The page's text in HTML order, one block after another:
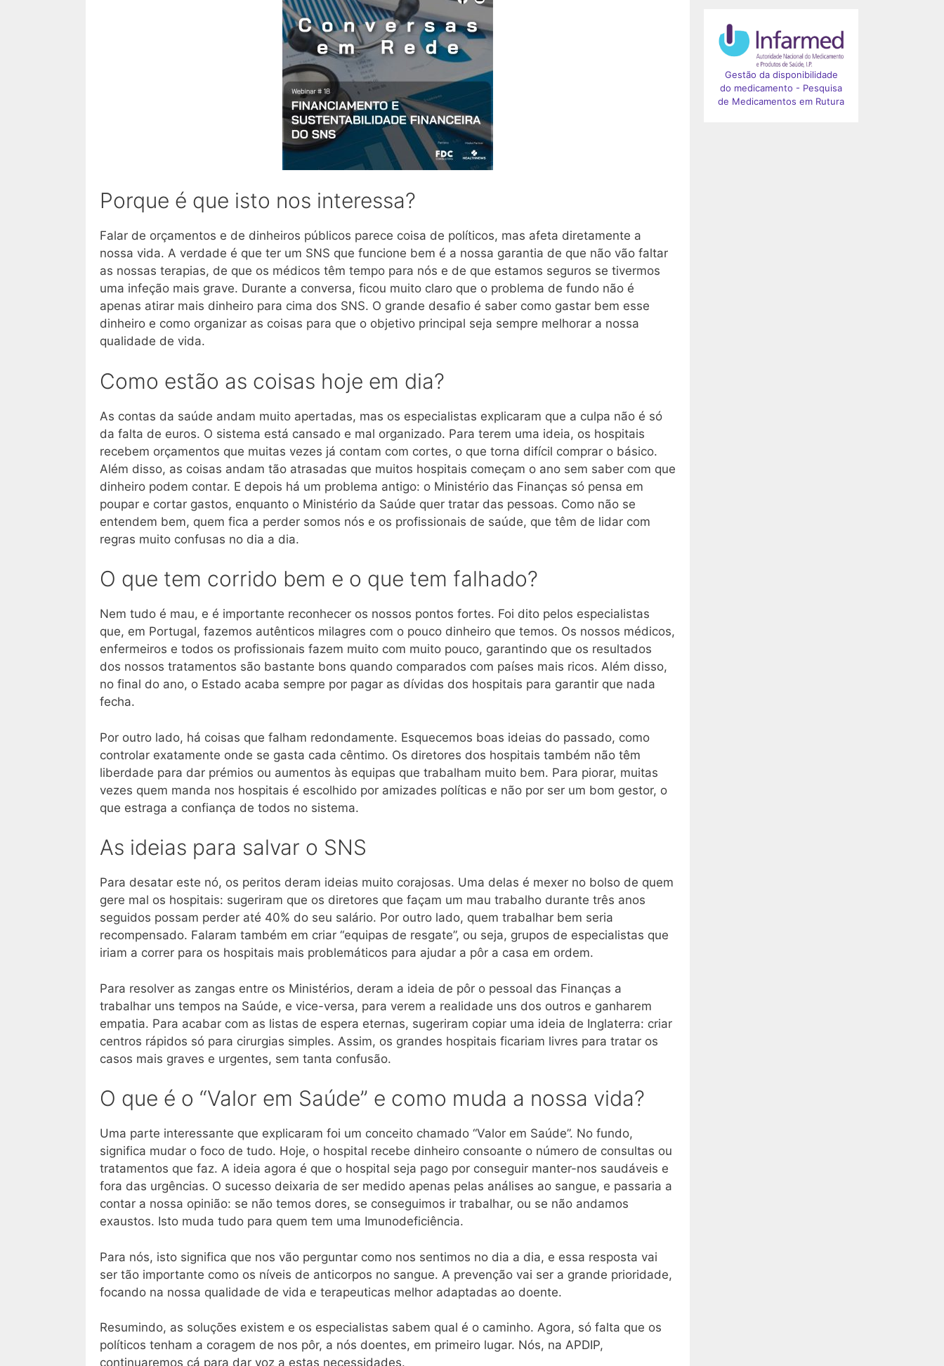
Porque é que isto nos interessa?
Falar de orçamentos e de dinheiros públicos parece coisa de políticos, mas afeta diretamente a
nossa vida. A verdade é que ter um SNS que funcione bem é a nossa garantia de que não vão faltar
as nossas terapias, de que os médicos têm tempo para nós e de que estamos seguros se tivermos
uma infeção mais grave. Durante a conversa, ficou muito claro que o problema de fundo não é
apenas atirar mais dinheiro para cima dos SNS. O grande desafio é saber como gastar bem esse
dinheiro e como organizar as coisas para que o objetivo principal seja sempre melhorar a nossa
qualidade de vida.
Como estão as coisas hoje em dia?
As contas da saúde andam muito apertadas, mas os especialistas explicaram que a culpa não é só
da falta de euros. O sistema está cansado e mal organizado. Para terem uma ideia, os hospitais
recebem orçamentos que muitas vezes já contam com cortes, o que torna difícil comprar o básico.
Além disso, as coisas andam tão atrasadas que muitos hospitais começam o ano sem saber com que
dinheiro podem contar. E depois há um problema antigo: o Ministério das Finanças só pensa em
poupar e cortar gastos, enquanto o Ministério da Saúde quer tratar das pessoas. Como não se
entendem bem, quem fica a perder somos nós e os profissionais de saúde, que têm de lidar com
regras muito confusas no dia a dia.
O que tem corrido bem e o que tem falhado?
Nem tudo é mau, e é importante reconhecer os nossos pontos fortes. Foi dito pelos especialistas
que, em Portugal, fazemos autênticos milagres com o pouco dinheiro que temos. Os nossos médicos,
enfermeiros e todos os profissionais fazem muito com muito pouco, garantindo que os resultados
dos nossos tratamentos são bastante bons quando comparados com países mais ricos. Além disso,
no final do ano, o Estado acaba sempre por pagar as dívidas dos hospitais para garantir que nada
fecha.
Por outro lado, há coisas que falham redondamente. Esquecemos boas ideias do passado, como
controlar exatamente onde se gasta cada cêntimo. Os diretores dos hospitais também não têm
liberdade para dar prémios ou aumentos às equipas que trabalham muito bem. Para piorar, muitas
vezes quem manda nos hospitais é escolhido por amizades políticas e não por ser um bom gestor, o
que estraga a confiança de todos no sistema.
As ideias para salvar o SNS
Para desatar este nó, os peritos deram ideias muito corajosas. Uma delas é mexer no bolso de quem
gere mal os hospitais: sugeriram que os diretores que façam um mau trabalho durante três anos
seguidos possam perder até 40% do seu salário. Por outro lado, quem trabalhar bem seria
recompensado. Falaram também em criar “equipas de resgate”, ou seja, grupos de especialistas que
iriam a correr para os hospitais mais problemáticos para ajudar a pôr a casa em ordem.
Para resolver as zangas entre os Ministérios, deram a ideia de pôr o pessoal das Finanças a
trabalhar uns tempos na Saúde, e vice-versa, para verem a realidade uns dos outros e ganharem
empatia. Para acabar com as listas de espera eternas, sugeriram copiar uma ideia de Inglaterra: criar
centros rápidos só para cirurgias simples. Assim, os grandes hospitais ficariam livres para tratar os
casos mais graves e urgentes, sem tanta confusão.
O que é o “Valor em Saúde” e como muda a nossa vida?
Uma parte interessante que explicaram foi um conceito chamado “Valor em Saúde”. No fundo,
significa mudar o foco de tudo. Hoje, o hospital recebe dinheiro consoante o número de consultas ou
tratamentos que faz. A ideia agora é que o hospital seja pago por conseguir manter-nos saudáveis e
fora das urgências. O sucesso deixaria de ser medido apenas pelas análises ao sangue, e passaria a
contar a nossa opinião: se não temos dores, se conseguimos ir trabalhar, ou se não andamos
exaustos. Isto muda tudo para quem tem uma Imunodeficiência.
Para nós, isto significa que nos vão perguntar como nos sentimos no dia a dia, e essa resposta vai
ser tão importante como os níveis de anticorpos no sangue. A prevenção vai ser a grande prioridade,
focando na nossa qualidade de vida e terapeuticas melhor adaptadas ao doente.
Resumindo, as soluções existem e os especialistas sabem qual é o caminho. Agora, só falta que os
políticos tenham a coragem de nos pôr, a nós doentes, em primeiro lugar. Nós, na APDIP,
continuaremos cá para dar voz a estas necessidades.
Gestão da disponibilidade
do medicamento - Pesquisa
de Medicamentos em Rutura